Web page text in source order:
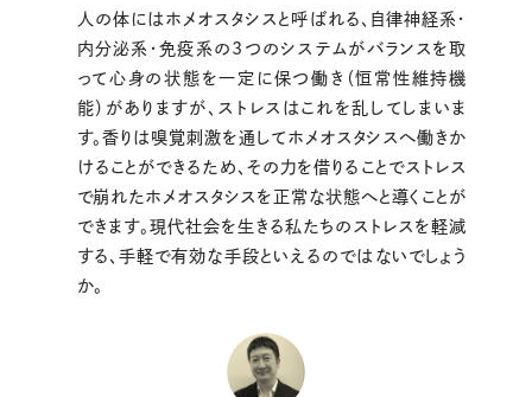
人の体にはホメオスタシスと呼ばれる、自律神経系・
内分泌系・免疫系の3つのシステムがバランスを取
って心身の状態を一定に保つ働き（恒常性維持機
能）がありますが、ストレスはこれを乱してしまいま
す。香りは嗅覚刺激を通してホメオスタシスへ働きか
けることができるため、その力を借りることでストレス
で崩れたホメオスタシスを正常な状態へと導くことが
できます。現代社会を生きる私たちのストレスを軽減
する、手軽で有効な手段といえるのではないでしょう
か。